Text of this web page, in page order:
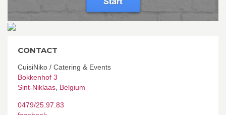
CONTACT
CuisiNiko / Catering & Events
Bokkenhof 3
Sint-Niklaas Belgium
0479/25.97.83